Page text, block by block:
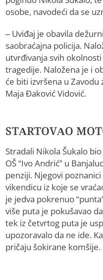
osobe, navodeći da se
– Uviđaj je obavila
saobraćajna policija.
utvrđivanja svih
tragedije. Naložena je i
će biti izvršena u Zavodu
Maja Đaković Vidović.
STARTOVAO
Stradali Nikola Šukalo
OŠ “Ivo Andrić” u
penziji. Njegovi
vikendicu iz koje se
je jedva pokrenuo
više puta je pokušavao
tek iz četvrtog puta je
upozoravalo da ne ide.
pričaju šokirane komšije.